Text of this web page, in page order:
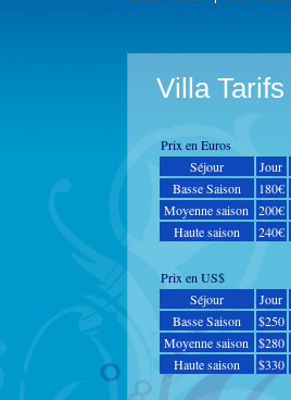
Villa Tarifs
Prix en Euros
Séjour
Jour
Basse Saison
180€
Moyenne saison
200€
Haute saison
240€
Prix ​​en US$
Séjour
Jour
Basse Saison
$250
Moyenne saison
$280
Haute saison
$330